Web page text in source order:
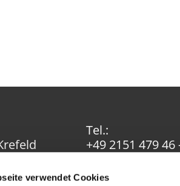
verwendet Cookies
Tel.:
+49 2151 479 46
info@ev-in-